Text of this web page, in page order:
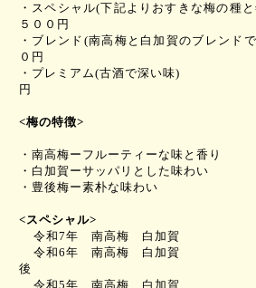
・スペシャル(下記よりおすきな梅の種
５００円
・ブレンド (南高梅と白加賀のブレンド
０円
・プレミアム(古酒で深い味
円
<梅の特徴>
・南高梅ーフルーティーな味と香り
・白加賀ーサッパリとした味わい
・豊後梅ー素朴な味わい
<スペシャル>
令和7年 南高梅 白加賀
令和6年 南高梅 白加賀
後
令和5年 南高梅 白加賀